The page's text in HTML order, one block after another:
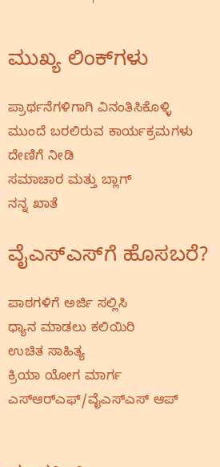
ಮುಖ್ಯ ಲಿಂಕ್‌ಗಳು
ಪ್ರಾರ್ಥನೆಗಳಿಗಾಗಿ ವಿನಂತಿಸಿಕೊಳ್ಳಿ
ಮುಂದೆ ಬರಲಿರುವ ಕಾರ್ಯಕ್ರಮಗಳು
ದೇಣಿಗೆ ನೀಡಿ
ಸಮಾಚಾರ ಮತ್ತು ಬ್ಲಾಗ್
ನನ್ನ ಖಾತೆ
ವೈಎಸ್‌ಎಸ್‌ಗೆ ಹೊಸಬರೆ?
ಪಾಠಗಳಿಗೆ ಅರ್ಜಿ ಸಲ್ಲಿಸಿ
ಧ್ಯಾನ ಮಾಡಲು ಕಲಿಯಿರಿ
ಉಚಿತ ಸಾಹಿತ್ಯ
ಕ್ರಿಯಾ ಯೋಗ ಮಾರ್ಗ
ಎಸ್‌ಆರ್‌ಎಫ್‌/ವೈಎಸ್‌ಎಸ್‌ ಆಪ್